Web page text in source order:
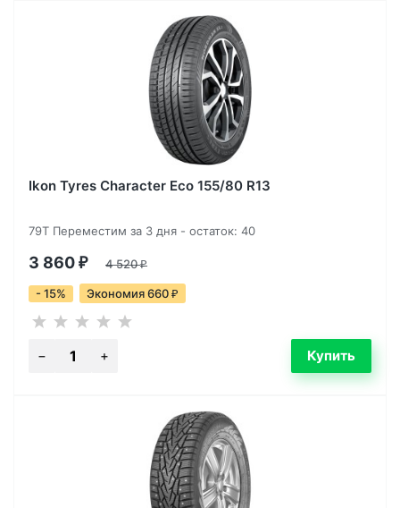
Ikon Tyres Character Eco 155/80 R13
79T Переместим за 3 дня - остаток: 40
3 860 ₽ 4 520₽
- 15% Экономия 660 ₽